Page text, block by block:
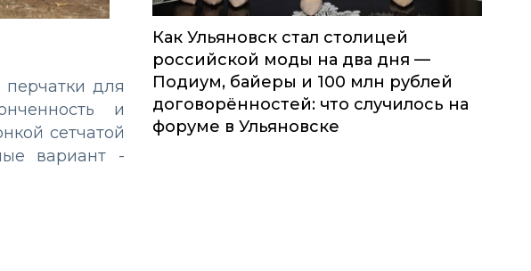
для
и
сетчатой
вариант -
Как Ульяновск стал столицей
российской моды на два дня —
Подиум, байеры и 100 млн рублей
договорённостей: что случилось на
форуме в Ульяновске